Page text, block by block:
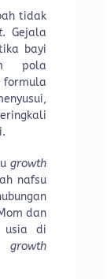
tidak
. Gejala
bayi
pola
growth
nafsu
dan
usia di
growth